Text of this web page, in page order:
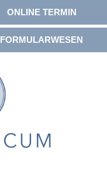
ONLINE TERMIN
FORMULARWESEN